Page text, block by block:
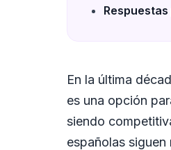
En la última
es una opción
siendo
españolas